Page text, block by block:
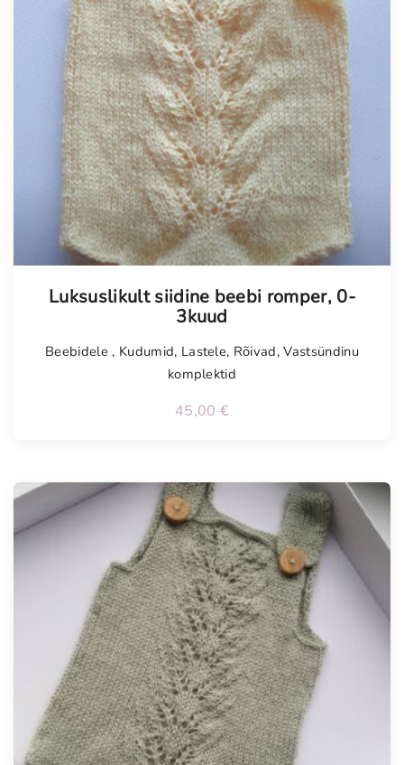
Luksuslikult siidine beebi romper, 0-
3kuud
Beebidele , Kudumid, Lastele, Rõivad,Vastsündinu
komplektid
45,00 €